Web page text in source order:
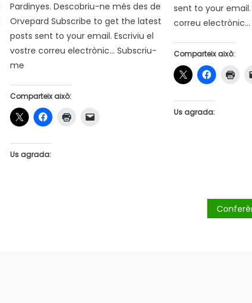
Pardinyes. Descobriu-ne més des de
Orvepard Subscribe to get the latest
posts sent to your email. Escriviu el
vostre correu electrònic… Subscriu-
me
Comparteix això:
Us agrada:
sent to your
correu
Comparteix això:
Us agrada: